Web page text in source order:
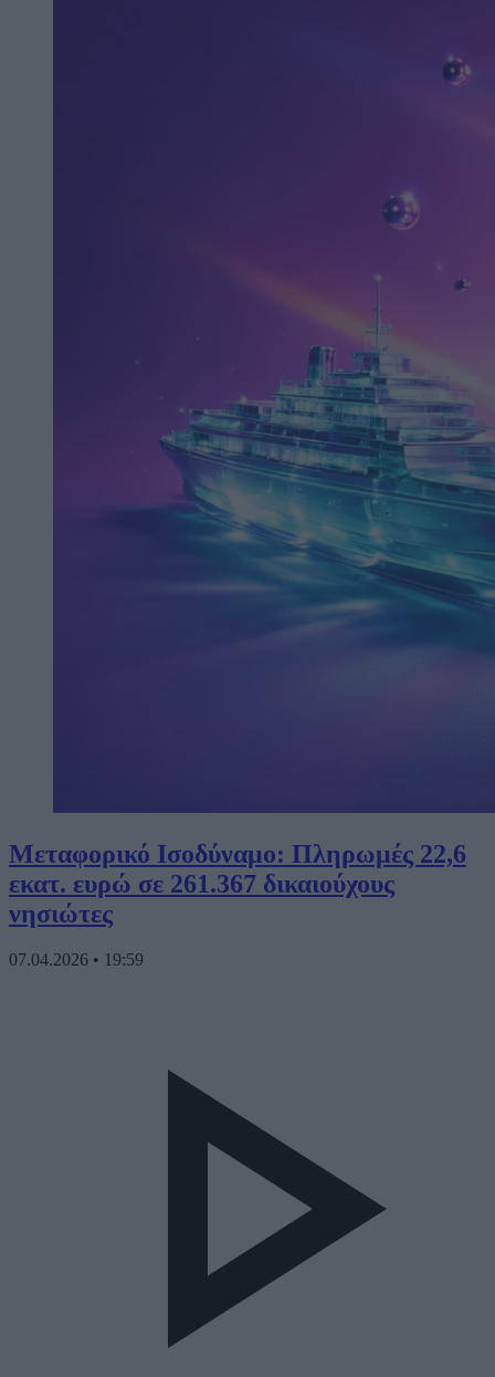
Μεταφορικό Ισοδύναμο: Πληρωμές 22,6
εκατ. ευρώ σε 261.367 δικαιούχους
νησιώτες
07.04.2026 • 19:59